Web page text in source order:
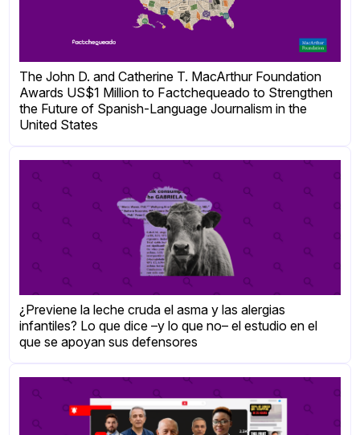
The John D. and Catherine T. MacArthur Foundation
Awards US$1 Million to Factchequeado to Strengthen
the Future of Spanish-Language Journalism in the
United States
¿Previene la leche cruda el asma y las alergias
infantiles? Lo que dice –y lo que no– el estudio en el
que se apoyan sus defensores